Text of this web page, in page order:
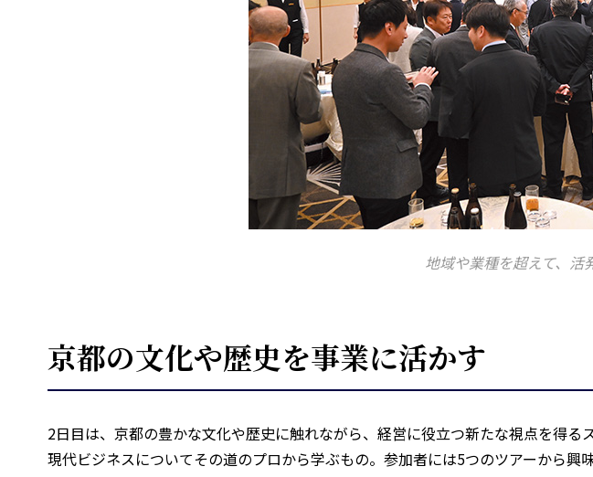
地域や業種を超えて、活
京都の文化や歴史を事業に活かす
2日目は、京都の豊かな文化や歴史に触れながら、経営に役立つ新たな視点を得
現代ビジネスについてその道のプロから学ぶもの。参加者には5つのツアーから